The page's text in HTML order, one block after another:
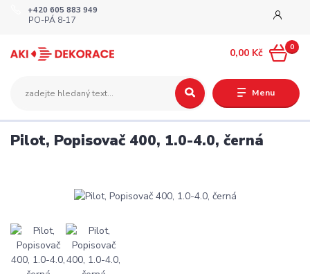
Menu
+420 605 883 949
PO-PÁ 8-17
0
0,00 Kč
Pilot, Popisovač 400, 1.0-4.0, černá